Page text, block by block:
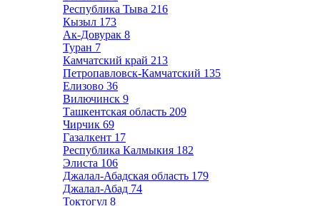
Республика Тыва 216
Кызыл 173
Ак-Довурак 8
Туран 7
Камчатский край 213
Петропавловск-Камчатский 135
Елизово 36
Вилючинск 9
Ташкентская область 209
Чирчик 69
Газалкент 17
Республика Калмыкия 182
Элиста 106
Джалал-Абадская область 179
Джалал-Абад 74
Токтогул 8